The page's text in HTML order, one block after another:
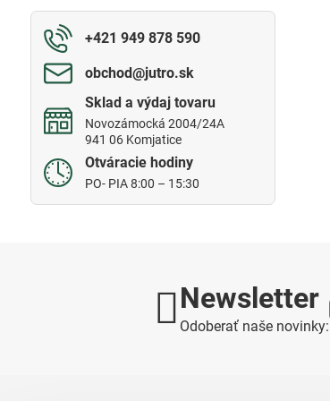
+421 949 878 590
obchod​@jutro​.sk
Sklad a výdaj tovaru
Novozámocká 2004/24A
941 06 Komjatice
Otváracie hodiny
PO- PIA 8:00 – 15:30
Newsletter
Odoberať naše novinky: